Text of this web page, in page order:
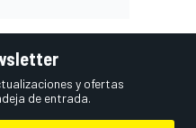
y ofertas
de entrada.